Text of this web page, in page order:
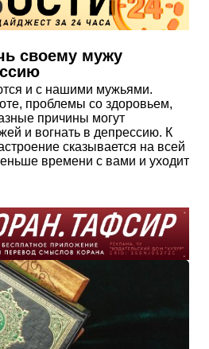
своему мужу
и с нашими мужьями.
проблемы со здоровьем,
причины могут
и вогнать в депрессию. К
сказывается на всей
времени с вами и уходит